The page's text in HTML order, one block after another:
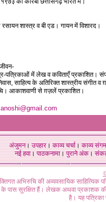
रसायन शास्त्र व बी एड। गायन में विशारद।
पत्रिकाओं में लेख व कविताएँ प्रकाशित।
साहित्य के अतिरिक्त शास्त्रीय संगीत व
आकाशवाणी से ग़ज़लें प्रकाशित।
अंजुमन।उपहार।काव्य चर्चा।काव्य संगम
नई हवा। पाठकनामा। पुराने अंक।
अभिरुचि की अव्यवसायिक
पास सुरक्षित हैं। लेखक अथवा प्रकाशक की
है। यह पत्रिका